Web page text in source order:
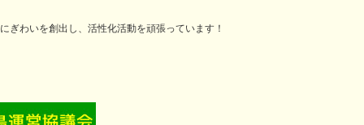
ぎわいを創出し、活性化活動を頑張っています！